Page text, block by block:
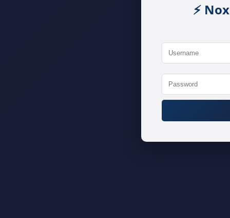
⚡